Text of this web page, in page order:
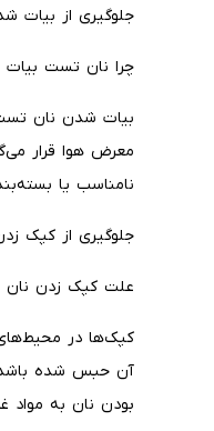
جلوگیری از بیات
چرا نان تست
بیات شدن نان
معرض هوا قرار
نامناسب یا
جلوگیری از کپک
علت کپک زدن
کپک‌ها در
آن حبس شده
بودن نان به مواد